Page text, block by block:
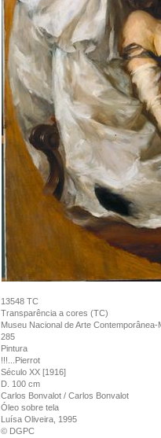
13548 TC
Transparência a cores (TC)
Museu Nacional de Arte Contemporânea-
285
Pintura
!!!...Pierrot
Século XX [1916]
D. 100 cm
Carlos Bonvalot / Carlos Bonvalot
Óleo sobre tela
Luísa Oliveira, 1995
© DGPC